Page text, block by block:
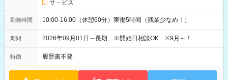
サ－ビス
勤務時間 10:00-16:00（休憩60分）実働5時間（残業少なめ！）
期間 2026年09月01日～長期 ※開始日相談OK ※9月～！
特徴 履歴書不要